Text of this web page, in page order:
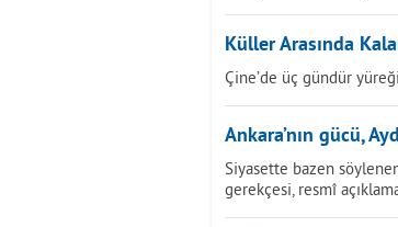
Küller Arasında
Çine’de üç gündür
Ankara’nın gücü,
Siyasette bazen
gerekçesi, resmî